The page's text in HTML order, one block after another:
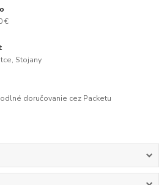
€
Stojany
doručovanie cez Packetu